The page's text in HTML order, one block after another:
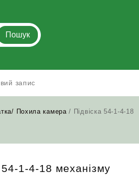
Пошук
запис
Похила камера/ Підвіска 54-1-4-18
54-1-4-18 механізму